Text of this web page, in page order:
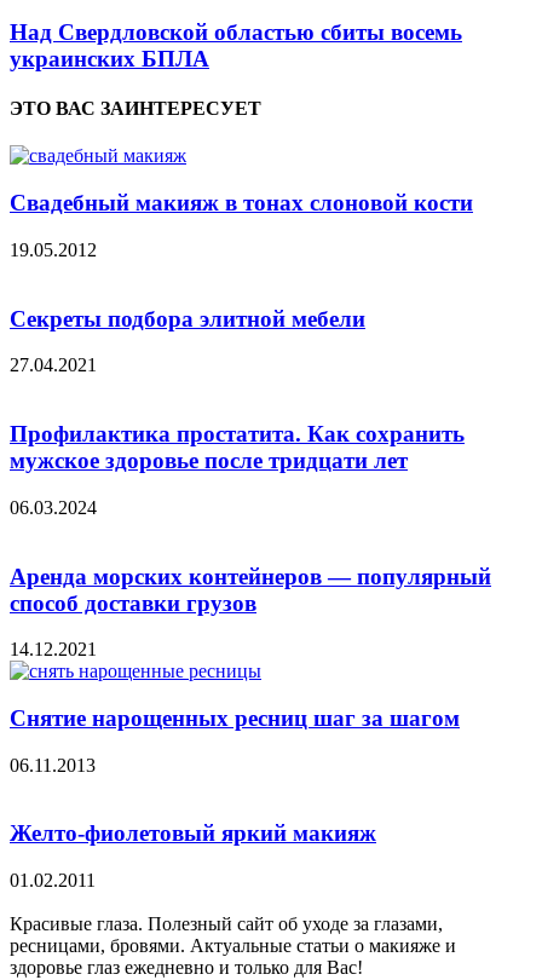
Над Свердловской областью сбиты восемь
украинских БПЛА
ЭТО ВАС ЗАИНТЕРЕСУЕТ
Свадебный макияж в тонах слоновой кости
19.05.2012
Секреты подбора элитной мебели
27.04.2021
Профилактика простатита. Как сохранить
мужское здоровье после тридцати лет
06.03.2024
Аренда морских контейнеров — популярный
способ доставки грузов
14.12.2021
Снятие нарощенных ресниц шаг за шагом
06.11.2013
Желто-фиолетовый яркий макияж
01.02.2011
Красивые глаза. Полезный сайт об уходе за глазами,
ресницами, бровями. Актуальные статьи о макияже и
здоровье глаз ежедневно и только для Вас!